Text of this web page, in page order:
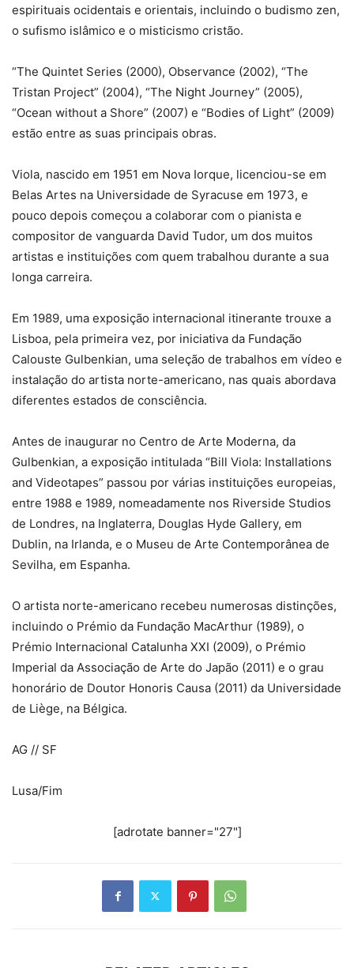
espirituais ocidentais e orientais, incluindo o budismo zen,
o sufismo islâmico e o misticismo cristão.
“The Quintet Series (2000), Observance (2002), “The
Tristan Project” (2004), “The Night Journey” (2005),
“Ocean without a Shore” (2007) e “Bodies of Light” (2009)
estão entre as suas principais obras.
Viola, nascido em 1951 em Nova Iorque, licenciou-se em
Belas Artes na Universidade de Syracuse em 1973, e
pouco depois começou a colaborar com o pianista e
compositor de vanguarda David Tudor, um dos muitos
artistas e instituições com quem trabalhou durante a sua
longa carreira.
Em 1989, uma exposição internacional itinerante trouxe a
Lisboa, pela primeira vez, por iniciativa da Fundação
Calouste Gulbenkian, uma seleção de trabalhos em vídeo e
instalação do artista norte-americano, nas quais abordava
diferentes estados de consciência.
Antes de inaugurar no Centro de Arte Moderna, da
Gulbenkian, a exposição intitulada “Bill Viola: Installations
and Videotapes” passou por várias instituições europeias,
entre 1988 e 1989, nomeadamente nos Riverside Studios
de Londres, na Inglaterra, Douglas Hyde Gallery, em
Dublin, na Irlanda, e o Museu de Arte Contemporânea de
Sevilha, em Espanha.
O artista norte-americano recebeu numerosas distinções,
incluindo o Prémio da Fundação MacArthur (1989), o
Prémio Internacional Catalunha XXI (2009), o Prémio
Imperial da Associação de Arte do Japão (2011) e o grau
honorário de Doutor Honoris Causa (2011) da Universidade
de Liège, na Bélgica.
AG // SF
Lusa/Fim
[adrotate banner="27"]